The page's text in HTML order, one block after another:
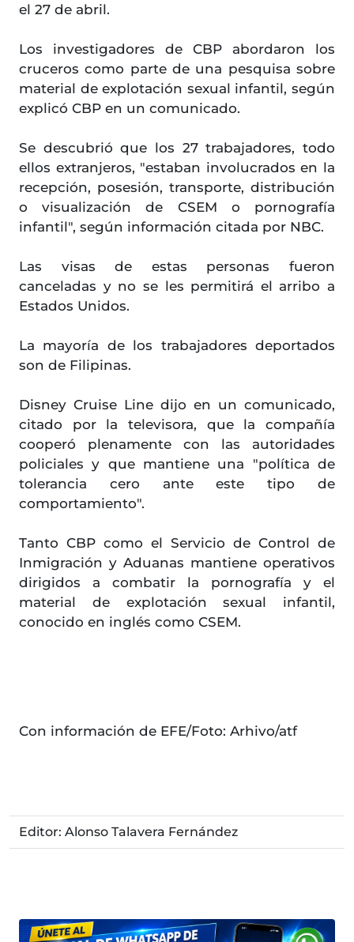
el 27 de abril.
Los investigadores de CBP abordaron los
cruceros como parte de una pesquisa sobre
material de explotación sexual infantil, según
explicó CBP en un comunicado.
Se descubrió que los 27 trabajadores, todo
ellos extranjeros, "estaban involucrados en la
recepción, posesión, transporte, distribución
o visualización de CSEM o pornografía
infantil", según información citada por NBC.
Las visas de estas personas fueron
canceladas y no se les permitirá el arribo a
Estados Unidos.
La mayoría de los trabajadores deportados
son de Filipinas.
Disney Cruise Line dijo en un comunicado,
citado por la televisora, que la compañía
cooperó plenamente con las autoridades
policiales y que mantiene una "política de
tolerancia cero ante este tipo de
comportamiento".
Tanto CBP como el Servicio de Control de
Inmigración y Aduanas mantiene operativos
dirigidos a combatir la pornografía y el
material de explotación sexual infantil,
conocido en inglés como CSEM.
Con información de EFE/Foto: Arhivo/atf
Editor: Alonso Talavera Fernández